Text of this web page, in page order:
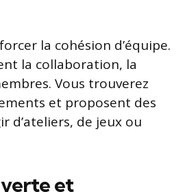
la cohésion d’équipe.
la collaboration, la
Vous trouverez
et proposent des
d’ateliers, de jeux ou
et